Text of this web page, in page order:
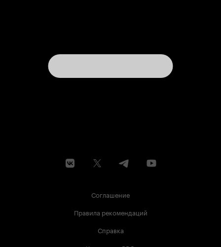
Соглашение
Правила рекомендаций
Справка